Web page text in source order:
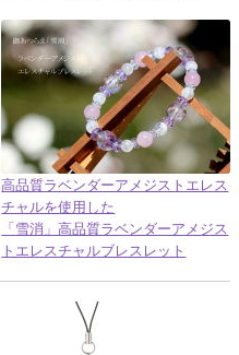
高品質ラベンダーアメジストエレス
チャルを使用した
「雪消」高品質ラベンダーアメジス
トエレスチャルブレスレット